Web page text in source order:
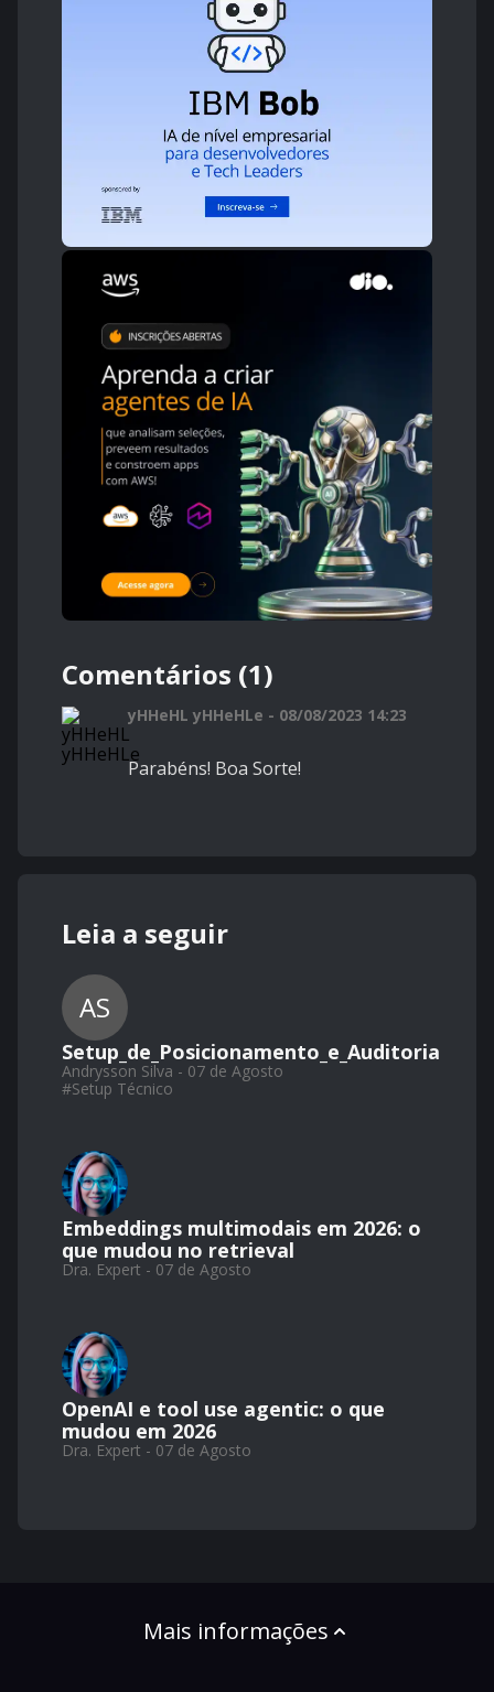
Comentários (1)
yHHeHL yHHeHLe - 08/08/2023 14:23
Parabéns! Boa Sorte!
Leia a seguir
AS
Setup_de_Posicionamento_e_Auditoria
Andrysson Silva - 07 de Agosto
#Setup Técnico
Embeddings multimodais em 2026: o
que mudou no retrieval
Dra. Expert - 07 de Agosto
OpenAI e tool use agentic: o que
mudou em 2026
Dra. Expert - 07 de Agosto
Mais informações